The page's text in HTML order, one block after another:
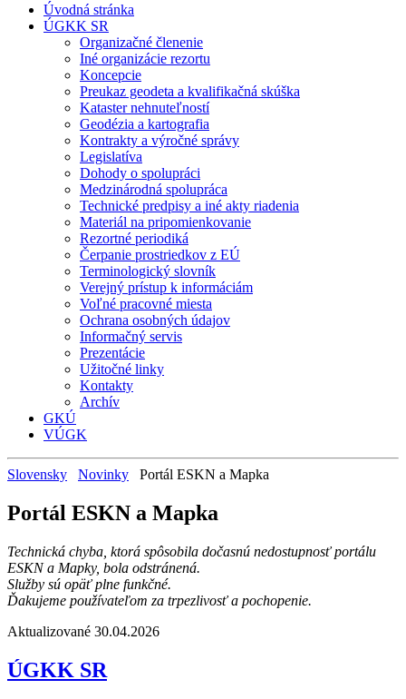
Úvodná stránka
ÚGKK SR
Organizačné členenie
Iné organizácie rezortu
Koncepcie
Preukaz geodeta a kvalifikačná skúška
Kataster nehnuteľností
Geodézia a kartografia
Kontrakty a výročné správy
Legislatíva
Dohody o spolupráci
Medzinárodná spolupráca
Technické predpisy a iné akty riadenia
Materiál na pripomienkovanie
Rezortné periodiká
Čerpanie prostriedkov z EÚ
Terminologický slovník
Verejný prístup k informáciám
Voľné pracovné miesta
Ochrana osobných údajov
Informačný servis
Prezentácie
Užitočné linky
Kontakty
Archív
GKÚ
VÚGK
Slovensky Novinky Portál ESKN a Mapka
Portál ESKN a Mapka
Technická chyba, ktorá spôsobila dočasnú nedostupnosť portálu
ESKN a Mapky, bola odstránená.
Služby sú opäť plne funkčné.
Ďakujeme používateľom za trpezlivosť a pochopenie.
Aktualizované 30.04.2026
ÚGKK SR